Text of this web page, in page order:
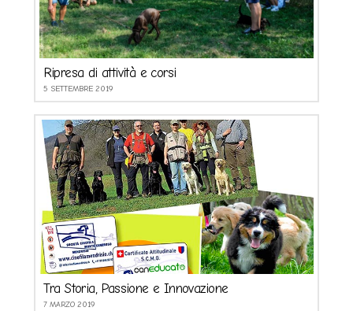
Ripresa di attività e corsi
5 SETTEMBRE 2019
Tra Storia, Passione e Innovazione
7 MARZO 2019